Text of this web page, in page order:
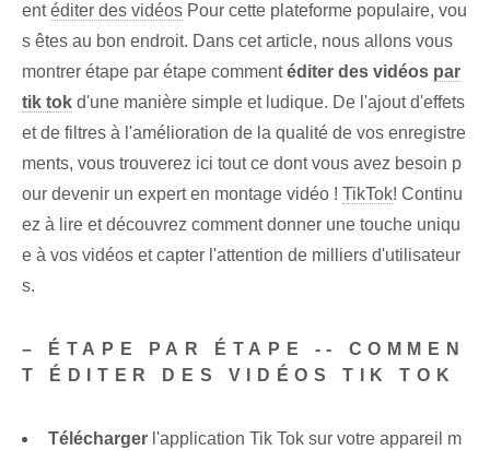
entéditer des vidéos Pour cette plateforme populaire, vou
s êtes au bon endroit. Dans cet article, nous allons vous
montrer étape par étape commentéditer des vidéos par
tik tok d'une manière simple et ludique. De l'ajout d'effets
et de filtres à l'amélioration de la qualité de vos enregistre
ments, vous trouverez ici tout ce dont vous avez besoin p
our devenir un expert en montage vidéo ! TikTok! Continu
ez à lire et découvrez comment donner une touche uniqu
e à vos vidéos et capter l'attention de milliers d'utilisateur
s.
– ÉTAPE PAR ÉTAPE -- COMMEN
T ÉDITER DES VIDÉOS TIK TOK
Télécharger l'application Tik Tok sur votre appareil m